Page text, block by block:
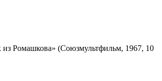
Ромашкова» (Союзмультфильм, 1967, 10